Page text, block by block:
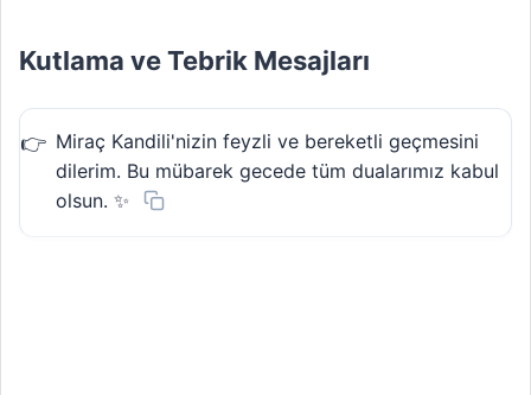
Kutlama ve Tebrik Mesajları
Miraç Kandili'nizin feyzli ve bereketli geçmesini
dilerim. Bu mübarek gecede tüm dualarımız kabul
olsun. ✨